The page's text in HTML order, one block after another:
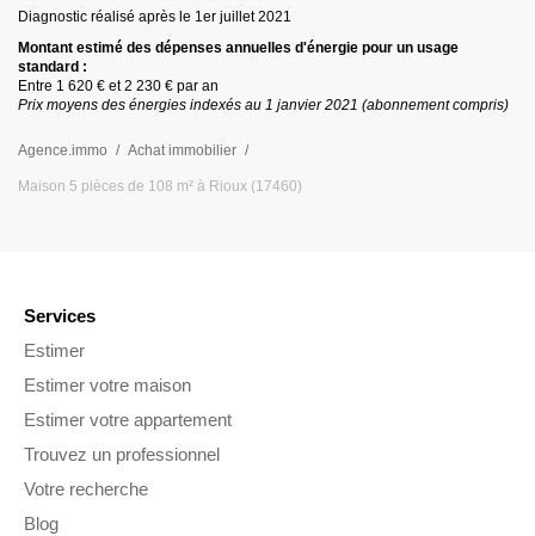
Diagnostic réalisé après le 1er juillet 2021
Montant estimé des dépenses annuelles d'énergie pour un usage
standard :
Entre 1 620 € et2 230 € par an
Prix moyens des énergies indexés au 1 janvier 2021 (abonnement compris)
Agence.immo Achat immobilier
Maison 5 pièces de 108 m² à Rioux (17460)
Services
Estimer
Estimer votre maison
Estimer votre appartement
Trouvez un professionnel
Votre recherche
Blog